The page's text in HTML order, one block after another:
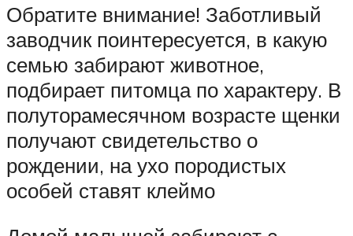
Обратите внимание! Заботливый
заводчик поинтересуется, в какую
семью забирают животное,
подбирает питомца по характеру. В
полуторамесячном возрасте щенки
получают свидетельство о
рождении, на ухо породистых
особей ставят клеймо